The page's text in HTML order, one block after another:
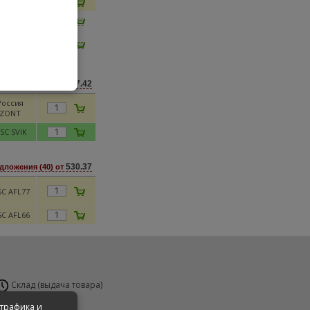
407.42
ZONT
SVIK
(40) от 530.37
AFL77
AFL66
и
Склад (выдача товара)
Вс 24 часа